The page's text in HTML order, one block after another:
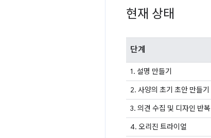
현재 상태
단계
1. 설명 만들기
2. 사양의 초기 초안 만들기
3. 의견 수집 및 디자인 반복
4. 오리진 트라이얼